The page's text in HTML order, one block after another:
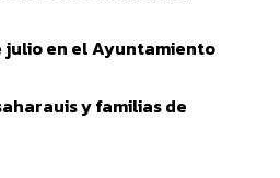
en el Ayuntamiento
y familias de